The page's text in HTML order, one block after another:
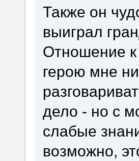
Также он
выиграл
Отношение к
герою мне
дело - но с
слабые
возможно,